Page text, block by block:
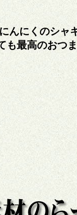
んにくのシャ
も最高のおつ